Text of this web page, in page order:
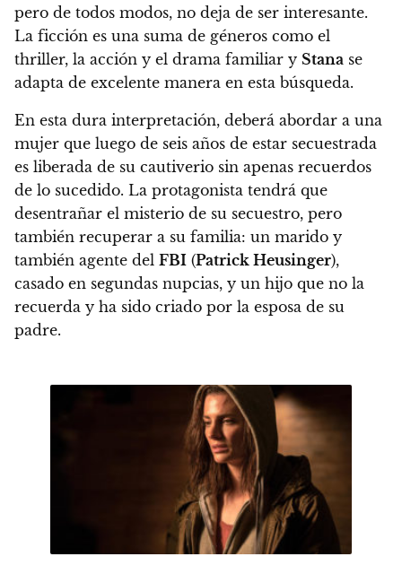
pero de todos modos, no deja de ser interesante.
La ficción es una suma de géneros como el
thriller, la acción y el drama familiar y Stana se
adapta de excelente manera en esta búsqueda.
En esta dura interpretación, deberá abordar a una
mujer que luego de seis años de estar secuestrada
es liberada de su cautiverio sin apenas recuerdos
de lo sucedido. La protagonista tendrá que
desentrañar el misterio de su secuestro, pero
también recuperar a su familia: un marido y
también agente del FBI (Patrick Heusinger),
casado en segundas nupcias, y un hijo que no la
recuerda y ha sido criado por la esposa de su
padre.